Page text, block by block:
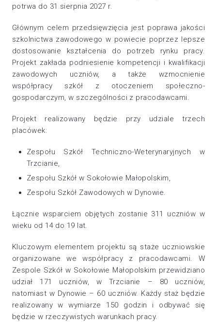
potrwa do 31 sierpnia 2027 r.
Głównym celem przedsięwzięcia jest poprawa jakości
szkolnictwa zawodowego w powiecie poprzez lepsze
dostosowanie kształcenia do potrzeb rynku pracy.
Projekt zakłada podniesienie kompetencji i kwalifikacji
zawodowych uczniów, a także wzmocnienie
współpracy szkół z otoczeniem społeczno-
gospodarczym, w szczególności z pracodawcami.
Projekt realizowany będzie przy udziale trzech
placówek:
Zespołu Szkół Techniczno-Weterynaryjnych w
Trzcianie,
Zespołu Szkół w Sokołowie Małopolskim,
Zespołu Szkół Zawodowych w Dynowie.
Łącznie wsparciem objętych zostanie 311 uczniów w
wieku od 14 do 19 lat.
Kluczowym elementem projektu są staże uczniowskie
organizowane we współpracy z pracodawcami. W
Zespole Szkół w Sokołowie Małopolskim przewidziano
udział 171 uczniów, w Trzcianie – 80 uczniów,
natomiast w Dynowie – 60 uczniów. Każdy staż będzie
realizowany w wymiarze 150 godzin i odbywać się
będzie w rzeczywistych warunkach pracy.